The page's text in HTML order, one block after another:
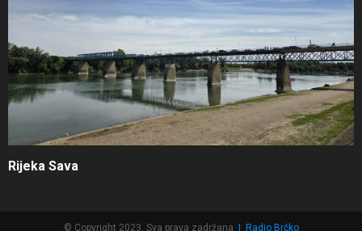
Rijeka Sava
© Copyright 2023, Sva prava zadržana Radio Brčko